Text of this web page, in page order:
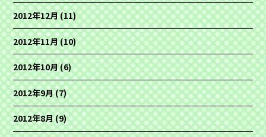
2012年12月(11)
2012年11月(10)
2012年10月(6)
2012年9月(7)
2012年8月(9)